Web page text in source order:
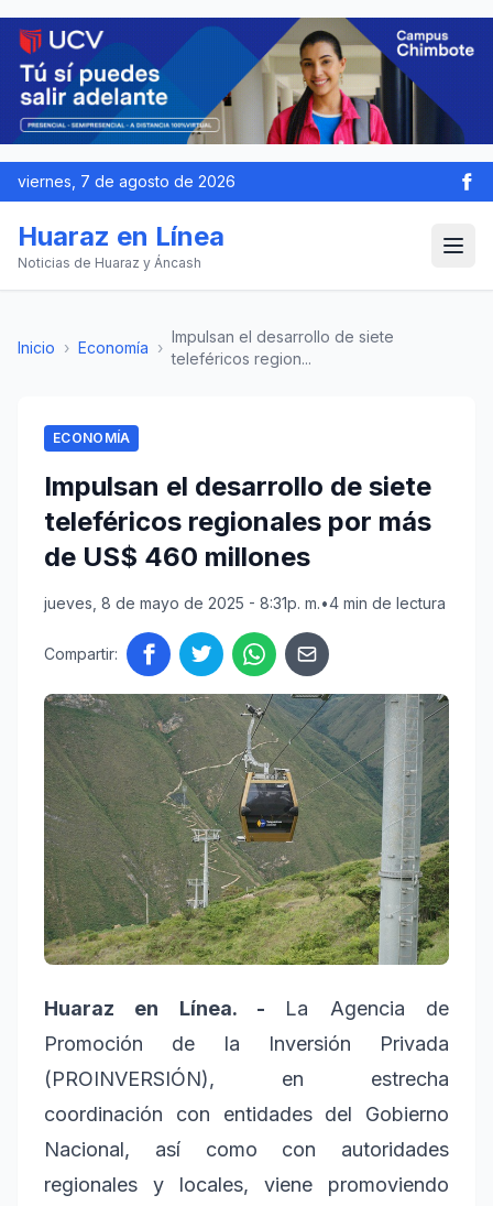
viernes, 7 de agosto de 2026
Huaraz en Línea
Noticias de Huaraz y Áncash
Inicio › Economía ›
Impulsan el desarrollo de siete
teleféricos region...
ECONOMÍA
Impulsan el desarrollo de siete
teleféricos regionales por más
de US$ 460 millones
jueves, 8 de mayo de 2025 - 8:31p. m.•4 min de lectura
Compartir:
Huaraz en Línea. - La Agencia de
Promoción de la Inversión Privada
(PROINVERSIÓN), en estrecha
coordinación con entidades del Gobierno
Nacional, así como con autoridades
regionales y locales, viene promoviendo